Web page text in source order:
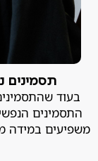
תסמינים
בעוד
התסמינים
משפיעים במידה